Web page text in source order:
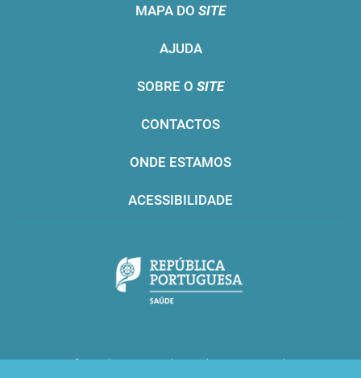
MAPA DO SITE
AJUDA
SOBRE O SITE
CONTACTOS
ONDE ESTAMOS
ACESSIBILIDADE
Infarmed © 2016. Todos os direitos reservados